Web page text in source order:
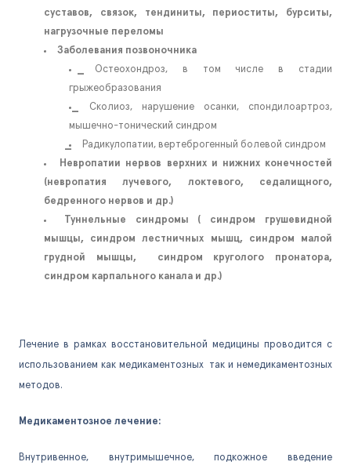
суставов, связок, тендиниты, периоститы, бурситы,
нагрузочные переломы
Заболевания позвоночника
Остеохондроз, в том числе в стадии
грыжеобразования
Сколиоз, нарушение осанки, спондилоартроз,
мышечно-тонический синдром
Радикулопатии, вертеброгенный болевой синдром
Невропатии нервов верхних и нижних конечностей
(невропатия лучевого, локтевого, седалищного,
бедренного нервов и др.)
Туннельные синдромы ( синдром грушевидной
мышцы, синдром лестничных мышц, синдром малой
грудной мышцы, синдром круголого пронатора,
синдром карпального канала и др.)
Лечение в рамках восстановительной медицины проводится с
использованием как медикаментозных так и немедикаментозных
методов.
Медикаментозное лечение:
Внутривенное, внутримышечное, подкожное введение